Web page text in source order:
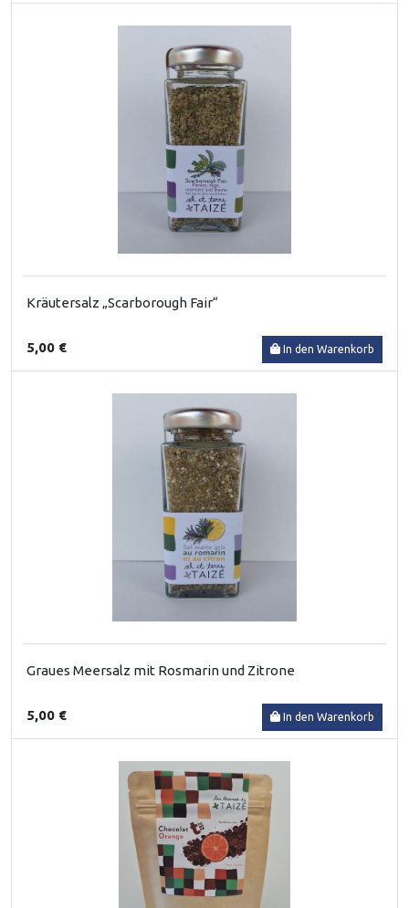
Kräutersalz „Scarborough Fair“
5,00 € In den Warenkorb
Graues Meersalz mit Rosmarin und Zitrone
5,00 € In den Warenkorb